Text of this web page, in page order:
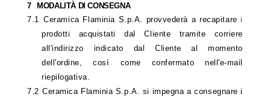
7
MODALITÀ DI CONSEGNA
7.1
Ceramica Flaminia S.p.A. provvederà a recapitarei
prodotti acquistati dal Cliente tramite corriere
all'indirizzo indicato dal Cliente al momento
dell'ordine, così come confermato nell'e-mail
riepilogativa.
7.2 Ceramica Flaminia S.p.A. si impegna a consegnare i